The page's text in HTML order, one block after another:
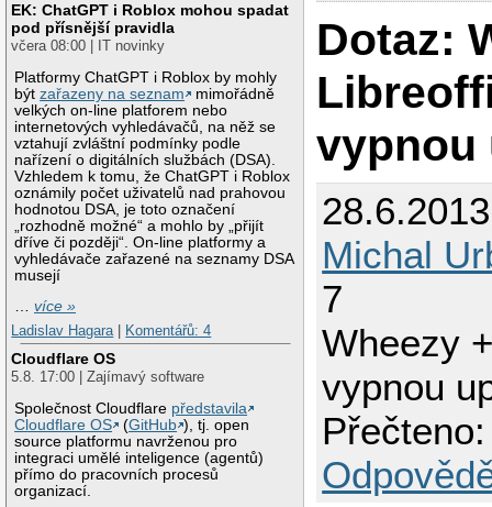
EK: ChatGPT i Roblox mohou spadat
pod přísnější pravidla
včera 08:00 | IT novinky
Platformy ChatGPT i Roblox by mohly
býtzařazeny na seznam
mimořádně
velkých on-line platforem nebo
internetových vyhledávačů, na něž se
vztahují zvláštní podmínky podle
nařízení o digitálních službách (DSA).
Vzhledem k tomu, že ChatGPT i Roblox
oznámily počet uživatelů nad prahovou
hodnotou DSA, je toto označení
„rozhodně možné“ a mohlo by „přijít
dříve či později“. On-line platformy a
vyhledávače zařazené na seznamy DSA
musejí
…více »
Ladislav Hagara
Komentářů: 4
Cloudflare OS
5.8. 17:00 | Zajímavý software
Společnost Cloudflare představila
Cloudflare OS
(GitHub ), tj. open
source platformu navrženou pro
integraci umělé inteligence (agentů)
přímo do pracovních procesů
organizací.
Dotaz:
vypnou
Michal
7
Wheezy
vypnou